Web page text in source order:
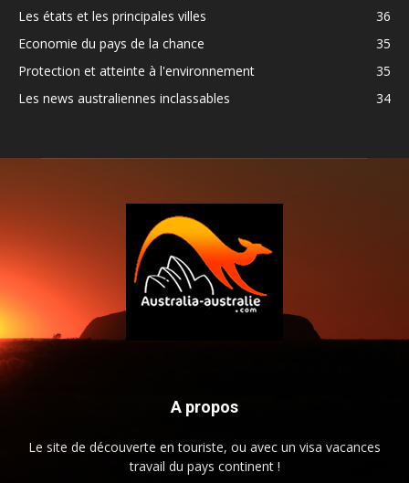
Les états et les principales villes
36
Economie du pays de la chance
35
Protection et atteinte à l'environnement
35
Les news australiennes inclassables
34
A propos
Le site de découverte en touriste, ou avec un visa vacances
travail du pays continent !